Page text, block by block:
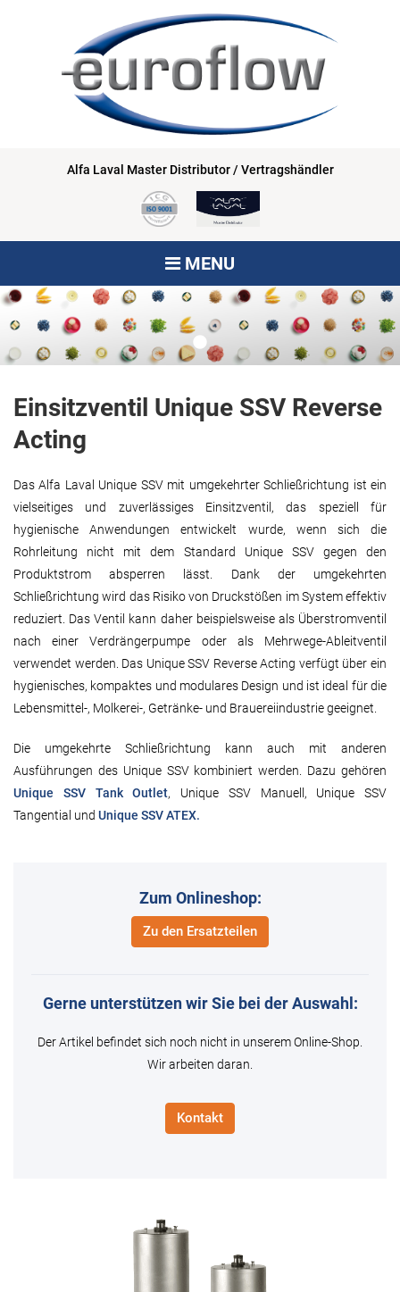
Alfa Laval Master Distributor / Vertragshändler
MENU
Einsitzventil Unique SSV Reverse
Acting
Das Alfa Laval Unique SSV mit umgekehrter Schließrichtung ist ein
vielseitiges und zuverlässiges Einsitzventil, das speziell für
hygienische Anwendungen entwickelt wurde, wenn sich die
Rohrleitung nicht mit dem Standard Unique SSV gegen den
Produktstrom absperren lässt. Dank der umgekehrten
Schließrichtung wird das Risiko von Druckstößen im System effektiv
reduziert. Das Ventil kann daher beispielsweise als Überstromventil
nach einer Verdrängerpumpe oder als Mehrwege-Ableitventil
verwendet werden. Das Unique SSV Reverse Acting verfügt über ein
hygienisches, kompaktes und modulares Design und ist ideal für die
Lebensmittel-, Molkerei-, Getränke- und Brauereiindustrie geeignet.
Die umgekehrte Schließrichtung kann auch mit anderen
Ausführungen des Unique SSV kombiniert werden. Dazu gehören
Unique SSV Tank Outlet, Unique SSV Manuell, Unique SSV
Tangential und Unique SSV ATEX.
Zum Onlineshop:
Zu den Ersatzteilen
Gerne unterstützen wir Sie bei der Auswahl:
Der Artikel befindet sich noch nicht in unserem Online-Shop.
Wir arbeiten daran.
Kontakt